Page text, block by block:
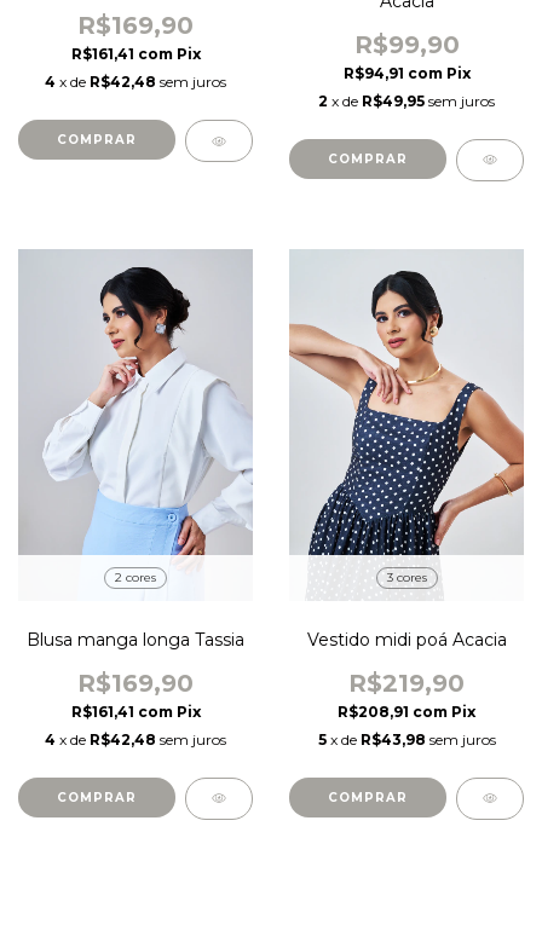
R$169,90
R$161,41 com Pix
4 x de R$42,48 sem juros
COMPRAR
R$99,90
R$94,91 com Pix
2 x de R$49,95 sem juros
COMPRAR
2 cores
Blusa manga longa Tassia
R$169,90
R$161,41 com Pix
4 x de R$42,48 sem juros
COMPRAR
3 cores
Vestido midi poá Acacia
R$219,90
R$208,91 com Pix
5 x de R$43,98 sem juros
COMPRAR